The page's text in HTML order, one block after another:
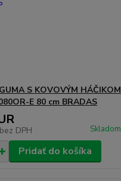
S KOVOVÝM HÁČIKOM
E 80 cm BRADAS
bez DPH Skladom
Pridať do košíka